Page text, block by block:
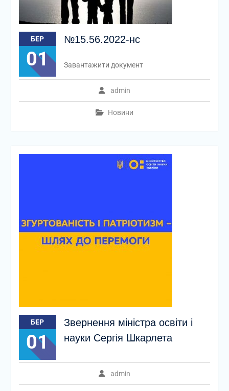
БЕР
01
№15.56.2022-нс
admin
Новини
Завантажити документ
БЕР
01
Звернення міністра освіти і
науки Сергія Шкарлета
admin